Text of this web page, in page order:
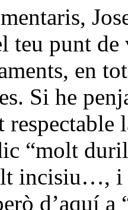
teu punt
en
Si he
respectable
“molt
incisiu…, i
d’aquí a